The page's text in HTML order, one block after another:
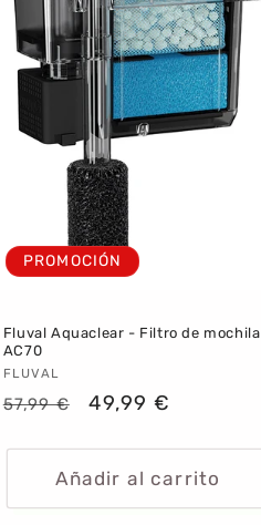
PROMOCIÓN
Fluval Aquaclear - Filtro de mochila
AC70
Proveedor:
FLUVAL
Precio
57,99 €
Precio
49,99 €
Añadir al carrito